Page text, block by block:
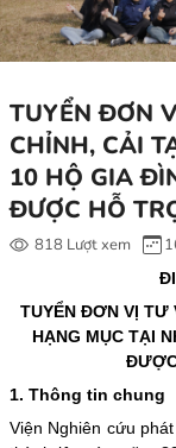
TUYỂN ĐƠN
CHỈNH, CẢI
10 HỘ GIA
ĐƯỢC HỖ
818 Lượt xem
TUYỂN ĐƠN VỊ TƯ
HẠNG MỤC TẠI
1. Thông tin chung
Viện Nghiên cứu